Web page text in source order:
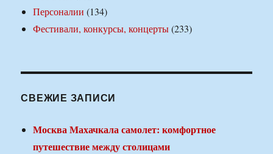
Персоналии (134)
Фестивали, конкурсы, концерты(233)
СВЕЖИЕ ЗАПИСИ
Москва Махачкала самолет: комфортное
путешествие между столицами